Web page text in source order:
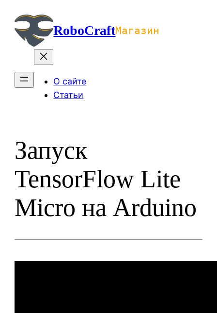
содержимомуRoboCraftМагазин
О сайте
Статьи
Запуск
TensorFlow Lite
Micro на Arduino